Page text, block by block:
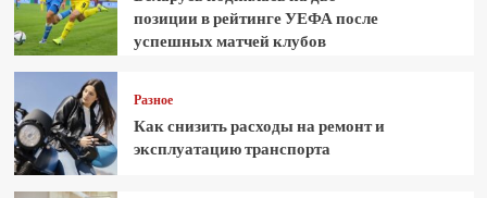
позиции в рейтинге УЕФА после
успешных матчей клубов
Разное
Как снизить расходы на ремонт и
эксплуатацию транспорта